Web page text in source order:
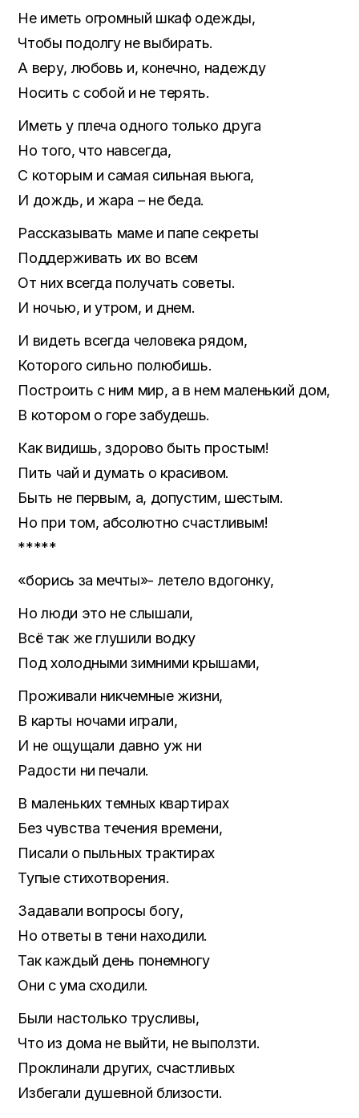
Не иметь огромный шкаф одежды,
Чтобы подолгу не выбирать.
А веру, любовь и, конечно, надежду
Носить с собой и не терять.
Иметь у плеча одного только друга
Но того, что навсегда,
С которым и самая сильная вьюга,
И дождь, и жара – не беда.
Рассказывать маме и папе секреты
Поддерживать их во всем
От них всегда получать советы.
И ночью, и утром, и днем.
И видеть всегда человека рядом,
Которого сильно полюбишь.
Построить с ним мир, а в нем маленький дом,
В котором о горе забудешь.
Как видишь, здорово быть простым!
Пить чай и думать о красивом.
Быть не первым, а, допустим, шестым.
Но при том, абсолютно счастливым!
*****
«борись за мечты»- летело вдогонку,
Но люди это не слышали,
Всё так же глушили водку
Под холодными зимними крышами,
Проживали никчемные жизни,
В карты ночами играли,
И не ощущали давно уж ни
Радости ни печали.
В маленьких темных квартирах
Без чувства течения времени,
Писали о пыльных трактирах
Тупые стихотворения.
Задавали вопросы богу,
Но ответы в тени находили.
Так каждый день понемногу
Они с ума сходили.
Были настолько трусливы,
Что из дома не выйти, не выползти.
Проклинали других, счастливых
Избегали душевной близости.